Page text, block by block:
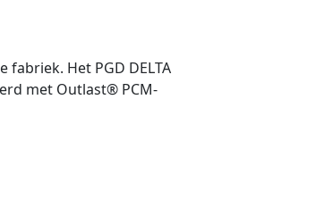
Het PGD DELTA
met Outlast® PCM-